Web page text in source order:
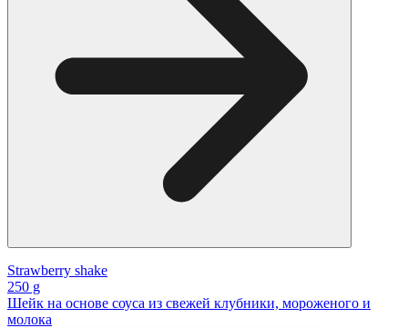
Strawberry shake
250 g
Шейк на основе соуса из свежей клубники, мороженого и
молока